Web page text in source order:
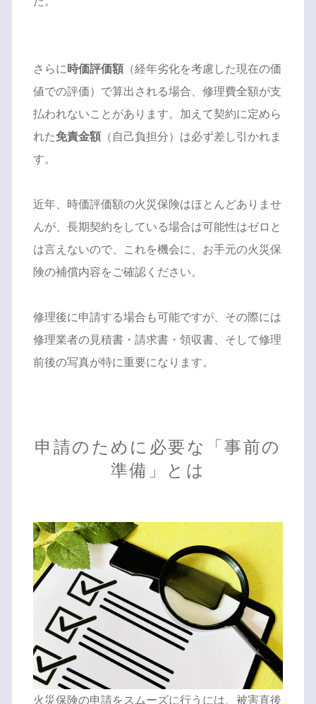
さらに 時価評価額（経年劣化を考慮した現在の価
値での評価）で算出される場合、修理費全額が支
払われないことがあります。加えて契約に定めら
れた免責金額（自己負担分）は必ず差し引かれま
す。
近年、時価評価額の火災保険はほとんどありませ
んが、長期契約をしている場合は可能性はゼロと
は言えないので、これを機会に、お手元の火災保
険の補償内容をご確認ください。
修理後に申請する場合も可能ですが、その際には
修理業者の見積書・請求書・領収書、そして修理
前後の写真が特に重要になります。
申請のために必要な「事前の
準備」とは
火災保険の申請をスムーズに行うには、被害直後